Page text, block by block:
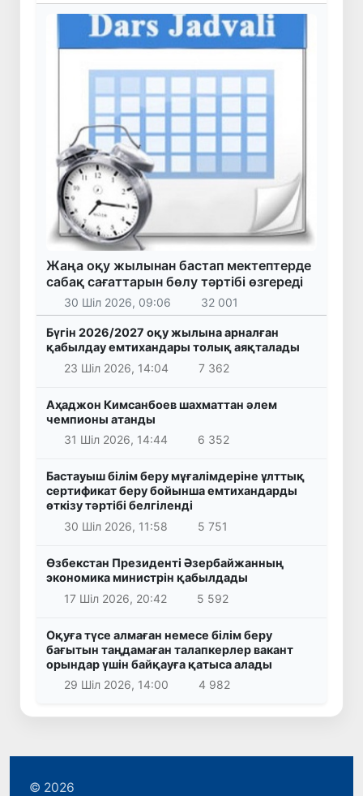
Жаңа оқу жылынан бастап мектептерде
сабақ сағаттарын бөлу тәртібі өзгереді
30 Шіл 2026, 09:06 32 001
Бүгін 2026/2027 оқу жылына арналған
қабылдау емтихандары толық аяқталады
23 Шіл 2026, 14:04
7 362
Аҳаджон Кимсанбоев шахматтан әлем
чемпионы атанды
31 Шіл 2026, 14:44
6 352
Бастауыш білім беру мұғалімдеріне ұлттық
сертификат беру бойынша емтихандарды
өткізу тәртібі белгіленді
30 Шіл 2026, 11:58
5 751
Өзбекстан Президенті Әзербайжанның
экономика министрін қабылдады
17 Шіл 2026, 20:42
5 592
Оқуға түсе алмаған немесе білім беру
бағытын таңдамаған талапкерлер вакант
орындар үшін байқауға қатыса алады
29 Шіл 2026, 14:00
4 982
© 2026